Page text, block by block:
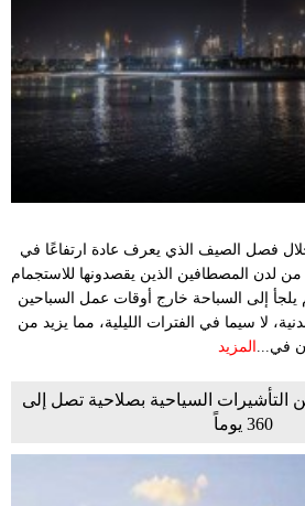
فصل الصيف الذي يعرف عادة ارتفاعًا في
من لدن المصطافين الذين يقصدونها للاستجمام
يلجأ إلى السباحة خارج أوقات عمل السباحين
لا سيما في الفترات الليلية، مما يزيد من
في... المزيد
4 أنواع من التأشيرات السياحية بصلاحية تصل إلى
360 يوماً